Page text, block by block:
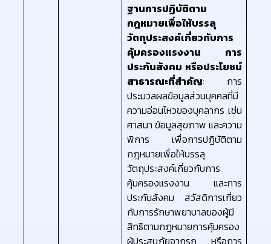
ฐานการปฏิบัติตาม
กฎหมายเพื่อให้บรรลุ
วัตถุประสงค์เกี่ยวกับการ
คุ้มครองแรงงาน การ
ประกันสังคม หรือประโยชน์
สาธารณะที่สำคัญ: การ
ประมวลผลข้อมูลส่วนบุคคลที่มี
ความอ่อนไหวของบุคลากร เช่น
ศาสนา ข้อมูลสุขภาพ และความ
พิการ เพื่อการปฏิบัติตาม
กฎหมายเพื่อให้บรรลุ
วัตถุประสงค์เกี่ยวกับการ
คุ้มครองแรงงาน และการ
ประกันสังคม สวัสดิการเกี่ยว
กับการรักษาพยาบาลของผู้มี
สิทธิตามกฎหมายการคุ้มครอง
ผู้ประสบภัยจากรถ หรือการ